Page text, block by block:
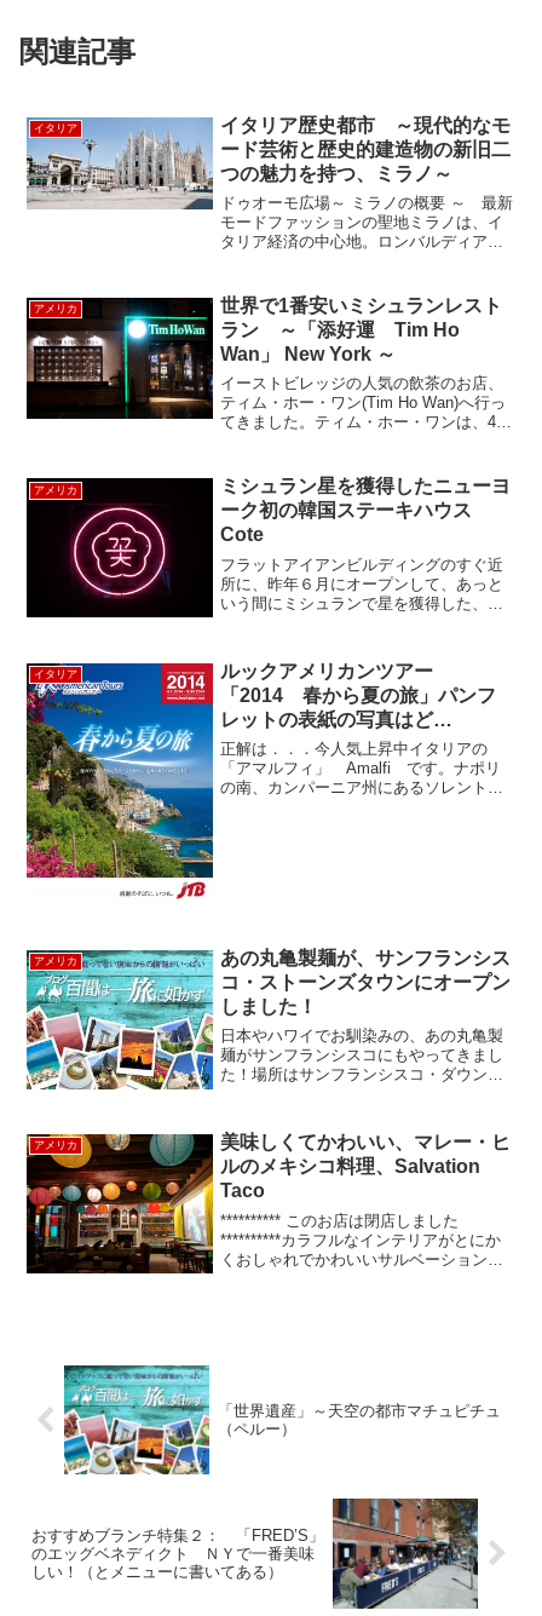
関連記事
イタリア
イタリア歴史都市 ～現代的なモ
ード芸術と歴史的建造物の新旧二
つの魅力を持つ、ミラノ～
ドゥオーモ広場～ ミラノの概要 ～ 最新
モードファッションの聖地ミラノは、イ
タリア経済の中心地。ロンバルディア州
帝国随一の商業地として発展し、中世後
期にはミラノ公国の首...
アメリカ
世界で1番安いミシュランレスト
ラン ～「添好運 Tim Ho
Wan」 New York ～
イーストビレッジの人気の飲茶のお店、
ティム・ホー・ワン(Tim Ho Wan)へ行っ
てきました。ティム・ホー・ワンは、4年
点心師を務めた マク・クァイ・プイ(Mak
...
アメリカ
ミシュラン星を獲得したニューヨ
ーク初の韓国ステーキハウス
Cote
フラットアイアンビルディングのすぐ近
所に、昨年６月にオープンして、あっと
いう間にミシュランで星を獲得した、コ
はなく、ステーキハウスと呼んでいて、
肉へのこだわりが...
イタリア
ルックアメリカンツアー
「2014 春から夏の旅」パンフ
レットの表紙の写真はど
こ？ ”Look American Tours
2014”
正解は．．．今人気上昇中イタリアの
「アマルフィ」 Amalfi です。ナポリ
の南、カンパーニア州にあるソレントか
アメリカ
あの丸亀製麺が、サンフランシス
コ・ストーンズタウンにオープン
しました！
日本やハワイでお馴染みの、あの丸亀製
麺がサンフランシスコにもやってきまし
た！場所はサンフランシスコ・ダウンタ
ッピングモール敷地内です。ストーンズ
タウンの近くにはサンフラ...
アメリカ
美味しくてかわいい、マレー・ヒ
ルのメキシコ料理、Salvation
Taco
********** このお店は閉店しました
**********カラフルなインテリアがとにか
くおしゃれでかわいいサルベーション・
「世界遺産」～天空の都市マチュピチュ
（ペルー）
おすすめブランチ特集２： 「FRED’S」
のエッグベネディクト ＮＹで一番美味
しい！（とメニューに書いてある）